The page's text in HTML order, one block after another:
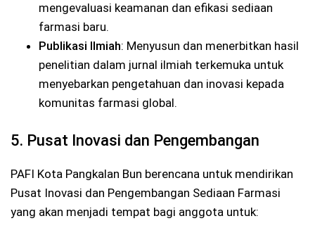
mengevaluasi keamanan dan efikasi sediaan
farmasi baru.
Publikasi Ilmiah: Menyusun dan menerbitkan hasil
penelitian dalam jurnal ilmiah terkemuka untuk
menyebarkan pengetahuan dan inovasi kepada
komunitas farmasi global.
5. Pusat Inovasi dan Pengembangan
PAFI Kota Pangkalan Bun berencana untuk mendirikan
Pusat Inovasi dan Pengembangan Sediaan Farmasi
yang akan menjadi tempat bagi anggota untuk: